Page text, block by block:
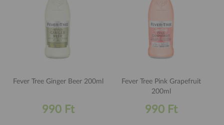
Fever Tree Ginger Beer 200ml
990 Ft
Fever Tree Pink Grapefruit
200ml
990 Ft